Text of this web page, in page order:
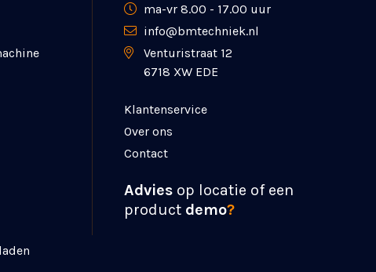
ma-vr 8.00 - 17.00 uur
info@bmtechniek.nl
Venturistraat 12
6718 XW EDE
Klantenservice
Over ons
Contact
Advies op locatie of een
product demo?